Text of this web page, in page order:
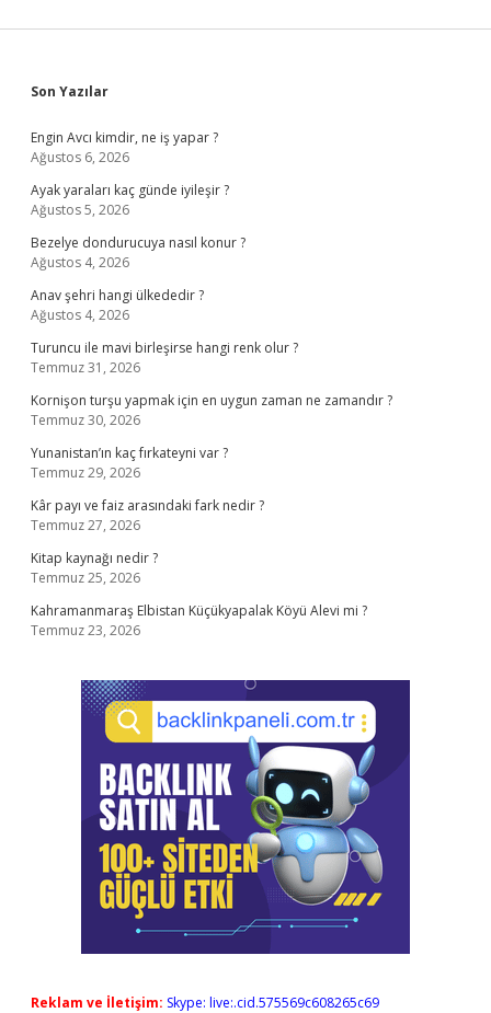
Sidebar
Son Yazılar
Engin Avcı kimdir, ne iş yapar ?
Ağustos 6, 2026
Ayak yaraları kaç günde iyileşir ?
Ağustos 5, 2026
Bezelye dondurucuya nasıl konur ?
Ağustos 4, 2026
Anav şehri hangi ülkededir ?
Ağustos 4, 2026
Turuncu ile mavi birleşirse hangi renk olur ?
Temmuz 31, 2026
Kornişon turşu yapmak için en uygun zaman ne zamandır ?
Temmuz 30, 2026
Yunanistan’ın kaç fırkateyni var ?
Temmuz 29, 2026
Kâr payı ve faiz arasındaki fark nedir ?
Temmuz 27, 2026
Kitap kaynağı nedir ?
Temmuz 25, 2026
Kahramanmaraş Elbistan Küçükyapalak Köyü Alevi mi ?
Temmuz 23, 2026
Reklam ve İletişim: Skype: live:.cid.575569c608265c69